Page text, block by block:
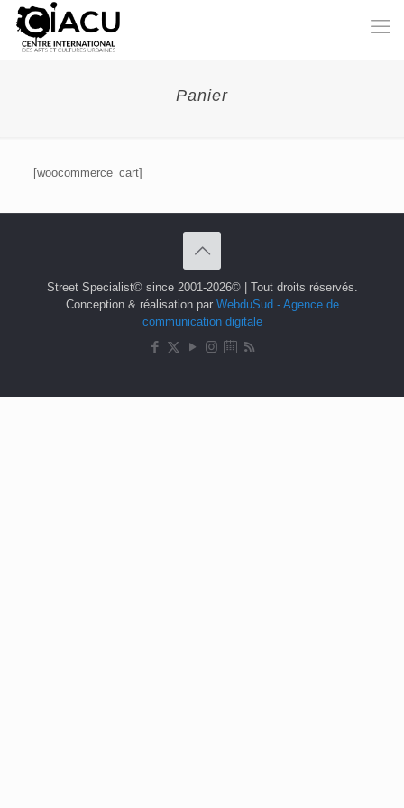
Panier
[woocommerce_cart]
Street Specialist© since 2001-2026© | Tout droits réservés.
Conception & réalisation par WebduSud - Agence de
communication digitale